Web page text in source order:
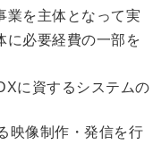
業を主体となって実
に必要経費の一部を
に資するシステムの
映像制作・発信を行